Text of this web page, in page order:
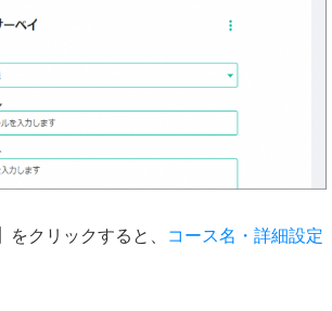
をクリックすると、 コース名・詳細設定